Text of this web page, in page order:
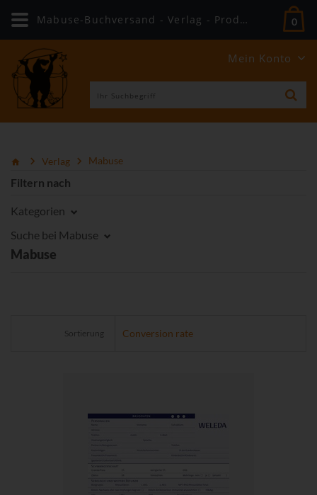
Mein Konto
0
Verlag Mabuse
Filtern nach
Kategorien
Suche bei Mabuse
Mabuse
Sortierung
Mabuse-Buchversand - Verlag - Produkte